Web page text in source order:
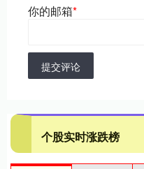
你的邮箱*
提交评论
个股实时涨跌榜